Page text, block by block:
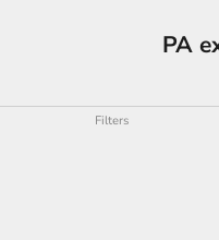
PA
Filters